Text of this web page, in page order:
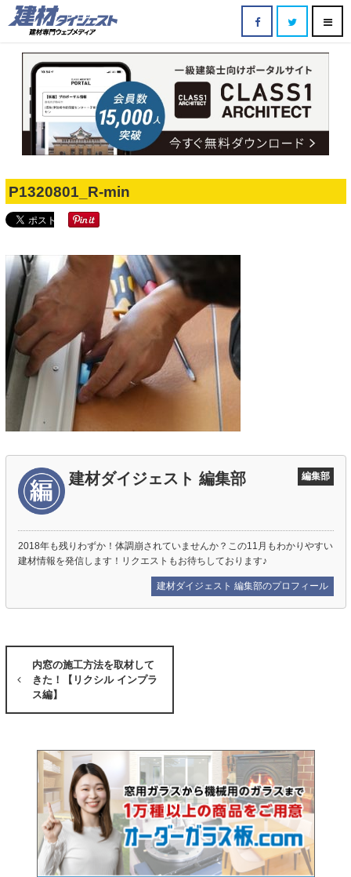
2017.07.10
P1320801_R-min
建材ダイジェスト 編集部 編集部
2018年も残りわずか！体調崩されていませんか？この11月もわかりやすい
建材情報を発信します！リクエストもお待ちしております♪
建材ダイジェスト 編集部のプロフィール
内窓の施工方法を取材して
きた！【リクシル インプラ
ス編】